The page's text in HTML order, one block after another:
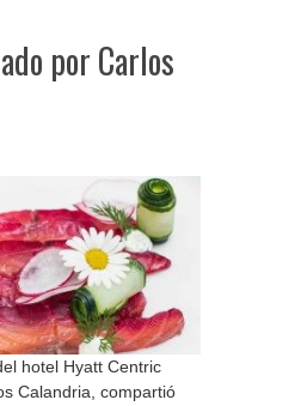
por Carlos
hotel Hyatt Centric
Calandria, compartió